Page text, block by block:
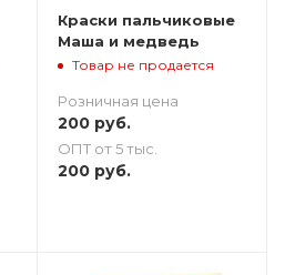
Краски пальчиковые
Маша и медведь
Товар не продается
Розничная цена
200руб.
ОПТ от 5 тыс.
200руб.